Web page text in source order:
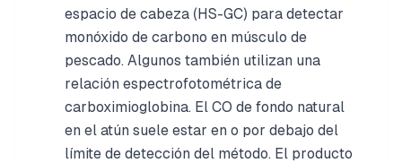
espacio de cabeza (HS-GC) para detectar
monóxido de carbono en músculo de
pescado. Algunos también utilizan una
relación espectrofotométrica de
carboximioglobina. El CO de fondo natural
en el atún suele estar en o por debajo del
límite de detección del método. El producto